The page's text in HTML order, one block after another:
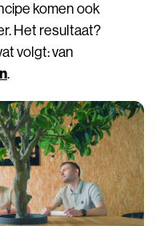
komen ook
Het resultaat?
volgt: van
.